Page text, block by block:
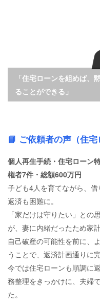
「住宅ローンを組めば、
ることができる」
📘 ご依頼者の声（住宅
個人再生手続・住宅ローン
権者7件・総額600万円
子ども4人を育てながら、
返済も困難に。
「家だけは守りたい」との
が、妻に内緒だったため家
自己破産の可能性を前に、
うことで、返済計画通りに
今では住宅ローンも順調に
務整理をきっかけに、夫婦
た。